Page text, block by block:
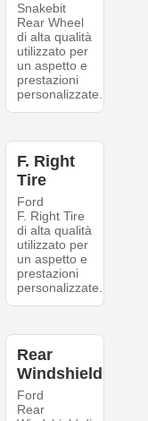
Snakebit
Rear Wheel
di alta qualità
utilizzato per
un aspetto e
prestazioni
personalizzate.
F. Right
Tire
Ford
F. Right Tire
di alta qualità
utilizzato per
un aspetto e
prestazioni
personalizzate.
Rear
Windshield
Ford
Rear